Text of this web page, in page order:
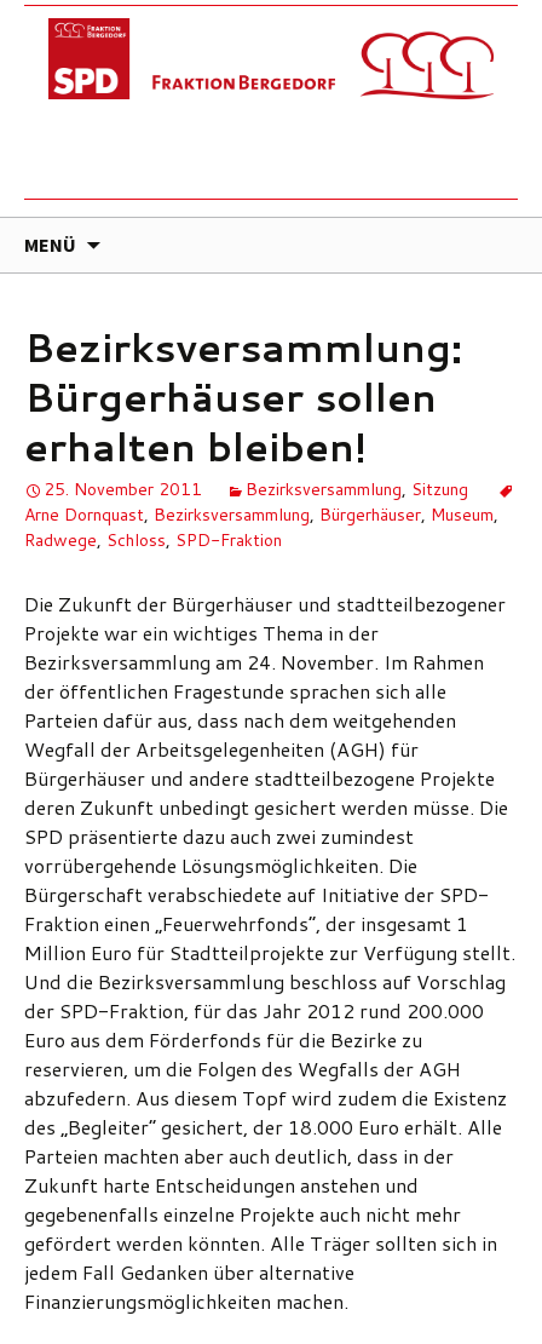
MENÜ
Bezirksversammlung:
Bürgerhäuser sollen
erhalten bleiben!
25. November 2011 Bezirksversammlung, Sitzung
Arne Dornquast, Bezirksversammlung, Bürgerhäuser, Museum,
Radwege, Schloss, SPD-Fraktion
Die Zukunft der Bürgerhäuser und stadtteilbezogener
Projekte war ein wichtiges Thema in der
Bezirksversammlung am 24. November. Im Rahmen
der öffentlichen Fragestunde sprachen sich alle
Parteien dafür aus, dass nach dem weitgehenden
Wegfall der Arbeitsgelegenheiten (AGH) für
Bürgerhäuser und andere stadtteilbezogene Projekte
deren Zukunft unbedingt gesichert werden müsse. Die
SPD präsentierte dazu auch zwei zumindest
vorrübergehende Lösungsmöglichkeiten. Die
Bürgerschaft verabschiedete auf Initiative der SPD-
Fraktion einen „Feuerwehrfonds“, der insgesamt 1
Million Euro für Stadtteilprojekte zur Verfügung stellt.
Und die Bezirksversammlung beschloss auf Vorschlag
der SPD-Fraktion, für das Jahr 2012 rund 200.000
Euro aus dem Förderfonds für die Bezirke zu
reservieren, um die Folgen des Wegfalls der AGH
abzufedern. Aus diesem Topf wird zudem die Existenz
des „Begleiter“ gesichert, der 18.000 Euro erhält. Alle
Parteien machten aber auch deutlich, dass in der
Zukunft harte Entscheidungen anstehen und
gegebenenfalls einzelne Projekte auch nicht mehr
gefördert werden könnten. Alle Träger sollten sich in
jedem Fall Gedanken über alternative
Finanzierungsmöglichkeiten machen.